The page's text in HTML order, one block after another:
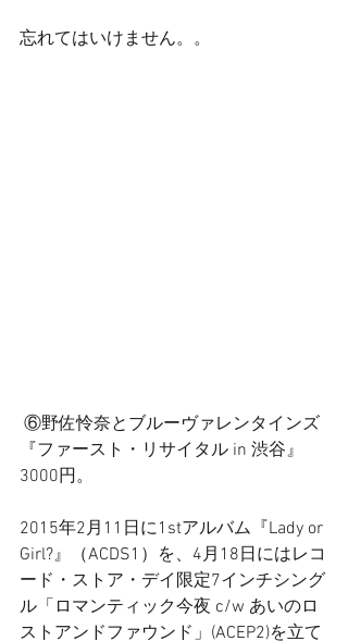
忘れてはいけません。。
『ファースト・リサイタル in 渋谷』
3000円。
2015年2月11日に1stアルバム『Lady or
Girl?』（ACDS1）を、4月18日にはレコ
ード・ストア・デイ限定7インチシング
ル「ロマンティック今夜 c/w あいのロ
ストアンドファウンド」(ACEP2)を立て